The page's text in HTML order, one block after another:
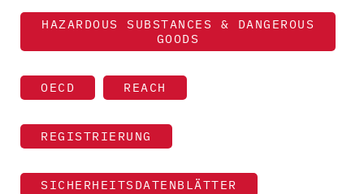
HAZARDOUS SUBSTANCES & DANGEROUS
GOODS
OECD REACH
REGISTRIERUNG
SICHERHEITSDATENBLÄTTER